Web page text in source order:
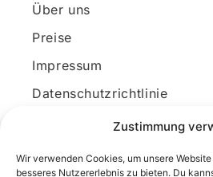
Zustimmung
Wir verwenden Cookies, um unsere
besseres Nutzererlebnis zu bieten. Du
Über uns
Preise
Impressum
Datenschutzrichtlinie
Kundenkonto
Unsere Kontaktdaten